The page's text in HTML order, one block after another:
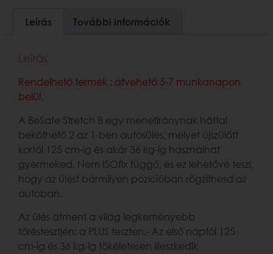
Leírás További információk
Leírás
Rendelhető termék : átvehető 5-7 munkanapon
belül.
A BeSafe Stretch B egy menetiránynak háttal
beköthető 2 az 1-ben autósülés, melyet újszülött
kortól 125 cm-ig és akár 36 kg-ig használhat
gyermeked. Nem ISOfix függő, és ez lehetővé teszi,
hogy az ülést bármilyen pozícióban rögzíthesd az
autóban.
Az ülés átment a világ legkeményebb
töréstesztjén: a PLUS teszten.- Az első naptól 125
cm-ig és 36 kg-ig tökéletesen illeszkedik